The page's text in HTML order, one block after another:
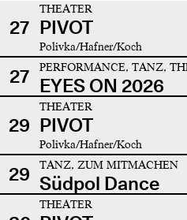
27
THEATER
PIVOT
Polivka/Hafner/Koch
27 PERFORMANCE, TANZ,
EYES ON 2026
29
THEATER
PIVOT
Polivka/Hafner/Koch
29 TANZ, ZUM MITMACHEN
Südpol Dance
THEATER